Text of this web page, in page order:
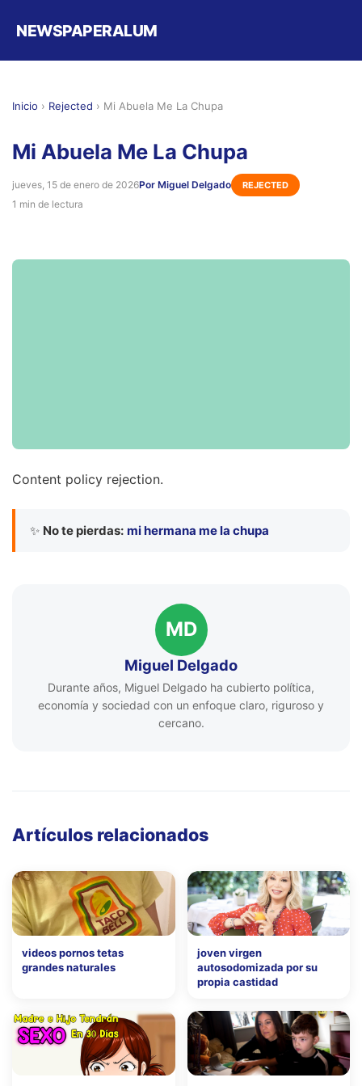
NEWSPAPERALUM
Inicio › Rejected › Mi Abuela Me La Chupa
Mi Abuela Me La Chupa
jueves, 15 de enero de 2026Por Miguel Delgado REJECTED
1 min de lectura
Content policy rejection.
✨ No te pierdas: mi hermana me la chupa
MD
Miguel Delgado
Durante años, Miguel Delgado ha cubierto política,
economía y sociedad con un enfoque claro, riguroso y
cercano.
Artículos relacionados
videos pornos tetas
grandes naturales
joven virgen
autosodomizada por su
propia castidad